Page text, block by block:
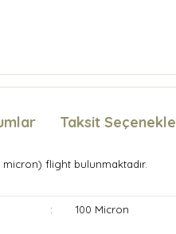
Taksit
micron) flight bulunmaktadır.
: 100 Micron